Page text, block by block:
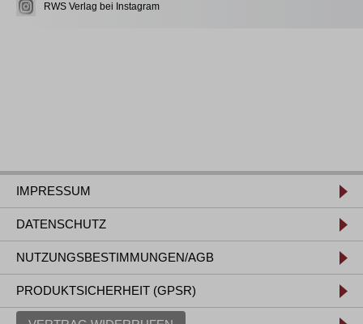
RWS Verlag bei Instagram
IMPRESSUM
DATENSCHUTZ
NUTZUNGSBESTIMMUNGEN/AGB
PRODUKTSICHERHEIT (GPSR)